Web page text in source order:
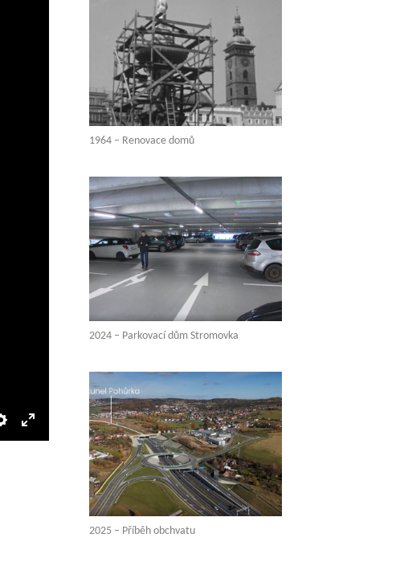
Nastavení
Režim
1964 – Renovace domů
2024 – Parkovací dům Stromovka
2025 – Příběh obchvatu